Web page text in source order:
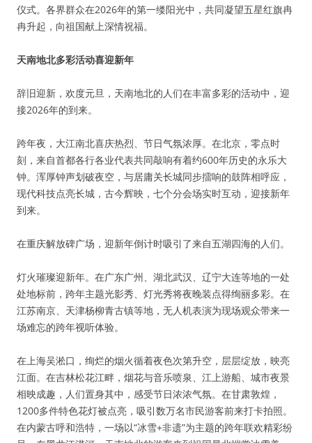
仪式。各界群众在2026年的第一缕阳光中，共同凝望五星红旗冉
冉升起，向祖国献上深情祝福。
天南地北多彩活动喜迎新年
辞旧迎新，欢度元旦，天南地北的人们在丰富多彩的活动中，迎
接2026年的到来。
跨年夜，大江南北喜庆热烈、节日气氛浓厚。在北京，零点时
刻，来自首都各行各业代表共同敲响有着约600年历史的永乐大
钟。浑厚钟声划破夜空，与居庸关长城同步擂响的鼓阵相呼应，
现代科技点亮长城，古今辉映，七个分会场实时互动，迎接新年
到来。
在重庆解放碑广场，迎新年倒计时吸引了来自五湖四海的人们。
灯火璀璨迎新年。在广东广州、湖北武汉、辽宁大连等地的一处
处地标前，跨年主题光影秀、灯光秀将夜晚装点得绚丽多彩。在
江苏南京、天津杨柳青古镇等地，无人机表演为现场观众带来一
场难忘的跨年视听体验。
在上海吴淞口，绚烂的烟火循着夜色次第升空，层层绽放，映亮
江面。在吉林松花江畔，烟花与音乐喷泉、江上游船、城市夜景
相映成趣，人们置身其中，感受节日浓浓气氛。在甘肃敦煌，
1200多件特色花灯被点亮，吸引数万名市民游客前来打卡拍照。
在内蒙古呼和浩特，一场以“冰雪+非遗”为主题的跨年联欢精彩纷